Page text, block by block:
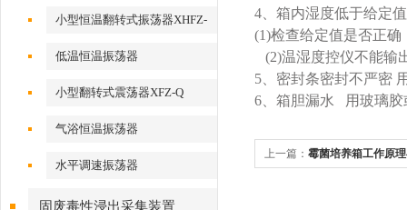
小型恒温翻转式振荡器XHFZ-
低温恒温振荡器
小型翻转式震荡器XFZ-Q
气浴恒温振荡器
水平调速振荡器
固废毒性浸出采集装置
4 、箱内湿度低于给定
(1)检查给定值是否正确
(2)温湿度控仪不能输
5 、密封条密封不严密
6 、箱胆漏水 用玻璃
上一篇： 霉菌培养箱工作原